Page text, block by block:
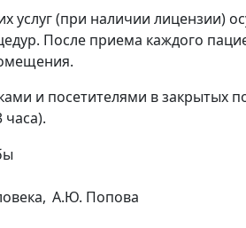
услуг (при наличии лицензии)
После приема каждого
и посетителями в закрытых
А.Ю. Попова